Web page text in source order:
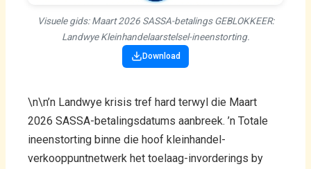
Visuele gids: Maart 2026 SASSA-betalings GEBLOKKEER:
Landwye Kleinhandelaarstelsel-ineenstorting.
Download
\n\n’n Landwye krisis tref hard terwyl die Maart
2026 SASSA-betalingsdatums aanbreek. ’n Totale
ineenstorting binne die hoof kleinhandel-
verkooppuntnetwerk het toelaag-invorderings by